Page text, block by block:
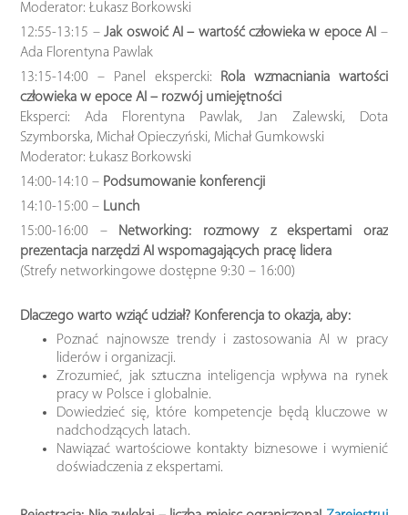
Moderator: Łukasz Borkowski
12:55-13:15 –Jak oswoić AI – wartość człowieka w epoce AI –
Ada Florentyna Pawlak
13:15-14:00 – Panel ekspercki: Rola wzmacniania wartości
człowieka w epoce AI – rozwój umiejętności
Eksperci: Ada Florentyna Pawlak, Jan Zalewski, Dota
Szymborska, Michał Opieczyński, Michał Gumkowski
Moderator: Łukasz Borkowski
14:00-14:10 – Podsumowanie konferencji
14:10-15:00 – Lunch
15:00-16:00 – Networking: rozmowy z ekspertami oraz
prezentacja narzędzi AI wspomagających pracę lidera
(Strefy networkingowe dostępne 9:30 – 16:00)
Dlaczego warto wziąć udział? Konferencja to okazja, aby:
Poznać najnowsze trendy i zastosowania AI w pracy
liderów i organizacji.
Zrozumieć, jak sztuczna inteligencja wpływa na rynek
pracy w Polsce i globalnie.
Dowiedzieć się, które kompetencje będą kluczowe w
nadchodzących latach.
Nawiązać wartościowe kontakty biznesowe i wymienić
doświadczenia z ekspertami.